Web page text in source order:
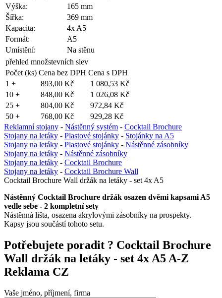
Výška:
165 mm
Šířka:
369 mm
Kapacita:
4x A5
Formát:
A5
Umístění:
Na stěnu
přehled množstevních slev
Počet (ks) Cena bez DPH Cena s DPH
1 +
893,00 Kč
1 080,53 Kč
10 +
848,00 Kč
1 026,08 Kč
25 +
804,00 Kč
972,84 Kč
50 +
768,00 Kč
929,28 Kč
Reklamní stojany - Nástěnný systém - Cocktail Brochure
Stojany na letáky - Plastové stojánky - Stojánky na A5
Stojany na letáky - Plastové stojánky - Nástěnné zásobníky
Stojany na letáky - Nástěnné zásobníky
Stojany na letáky - Cocktail Brochure
Stojany na letáky - Cocktail Brochure Wall
Cocktail Brochure Wall držák na letáky - set 4x A5
Nástěnný Cocktail Brochure držák osazen dvěmi kapsami A5
vedle sebe - 2 kompletní sety
Nástěnná lišta, osazena akrylovými zásobníky na prospekty.
Kapsy jsou součástí tohoto setu.
Potřebujete poradit ? Cocktail Brochure
Wall držák na letáky - set 4x A5 A-Z
Reklama CZ
Vaše jméno, příjmení, firma